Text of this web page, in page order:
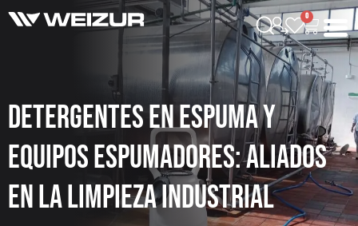
0
Detergentes en espuma y
equipos espumadores: aliados
en la limpieza industrial